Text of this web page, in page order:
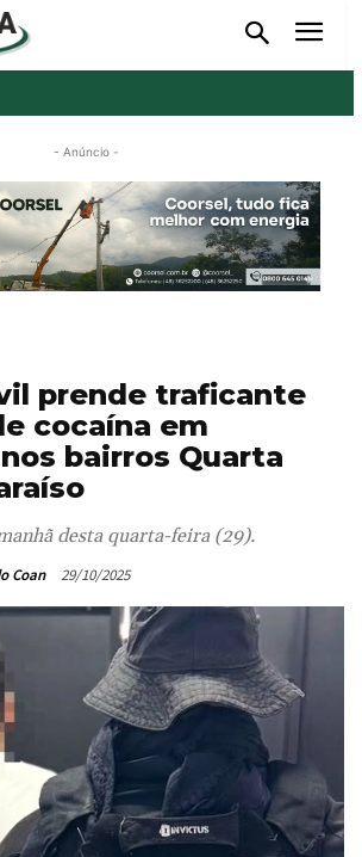
- Anúncio -
prende traficante
cocaína em
bairros Quarta
desta quarta-feira (29).
Coan 29/10/2025